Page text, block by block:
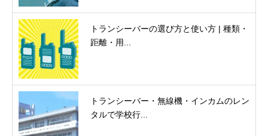
トランシーバーの選び方と使い方 | 種類・
距離・用...
トランシーバー・無線機・インカムのレン
タルで学校行...